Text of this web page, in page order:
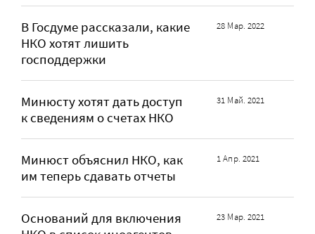
В Госдуме рассказали, какие
НКО хотят лишить
господдержки
28 Мар. 2022
Минюсту хотят дать доступ
к сведениям о счетах НКО
31 Май. 2021
Минюст объяснил НКО, как
им теперь сдавать отчеты
1 Апр. 2021
Оснований для включения
23 Мар. 2021